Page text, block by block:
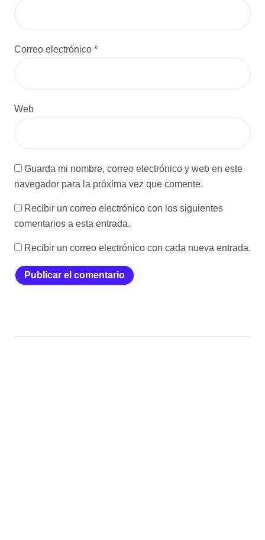
Correo electrónico *
Web
Guarda mi nombre, correo electrónico y web en este
navegador para la próxima vez que comente.
Recibir un correo electrónico con los siguientes
comentarios a esta entrada.
Recibir un correo electrónico con cada nueva entrada.